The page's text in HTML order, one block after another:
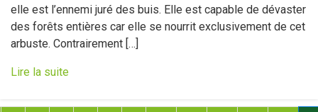
elle est l’ennemi juré des buis. Elle est capable de dévaster
des forêts entières car elle se nourrit exclusivement de cet
arbuste. Contrairement […]
Lire la suite